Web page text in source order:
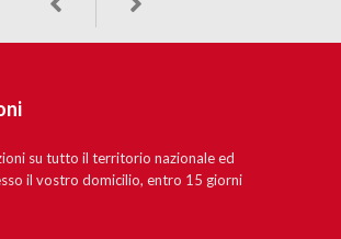
su tutto il territorio nazionale ed
il vostro domicilio, entro 15 giorni